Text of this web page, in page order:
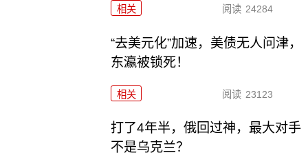
相关 阅读 24284
“去美元化”加速，美债无人问津，
东瀛被锁死！
相关 阅读 23123
打了4年半，俄回过神，最大对手
不是乌克兰？